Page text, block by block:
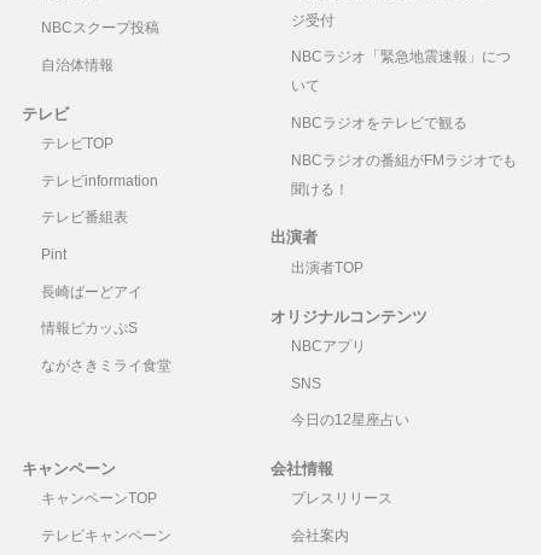
NBCスクープ投稿
自治体情報
テレビ
テレビTOP
テレビinformation
テレビ番組表
Pint
長崎ばーどアイ
情報ピカッぷS
ながさきミライ食堂
ジ受付
NBCラジオ「緊急地震速報」につ
いて
NBCラジオをテレビで観る
NBCラジオの番組がFMラジオでも
聞ける！
出演者
出演者TOP
オリジナルコンテンツ
NBCアプリ
SNS
今日の12星座占い
キャンペーン
キャンペーンTOP
テレビキャンペーン
会社情報
プレスリリース
会社案内